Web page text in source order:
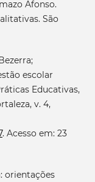
Afonso.
São
escolar
Educativas,
v. 4,
. Acesso em: 23
orientações